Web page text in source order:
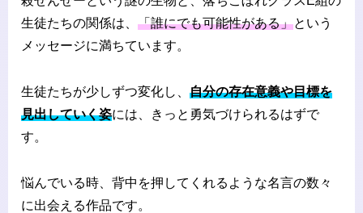
生徒たちの関係は、 「誰にでも可能性がある」という
メッセージに満ちています。
生徒たちが少しずつ変化し、 自分の存在意義や目標を
見出していく姿には、きっと勇気づけられるはずで
す。
悩んでいる時、背中を押してくれるような名言の数々
に出会える作品です。